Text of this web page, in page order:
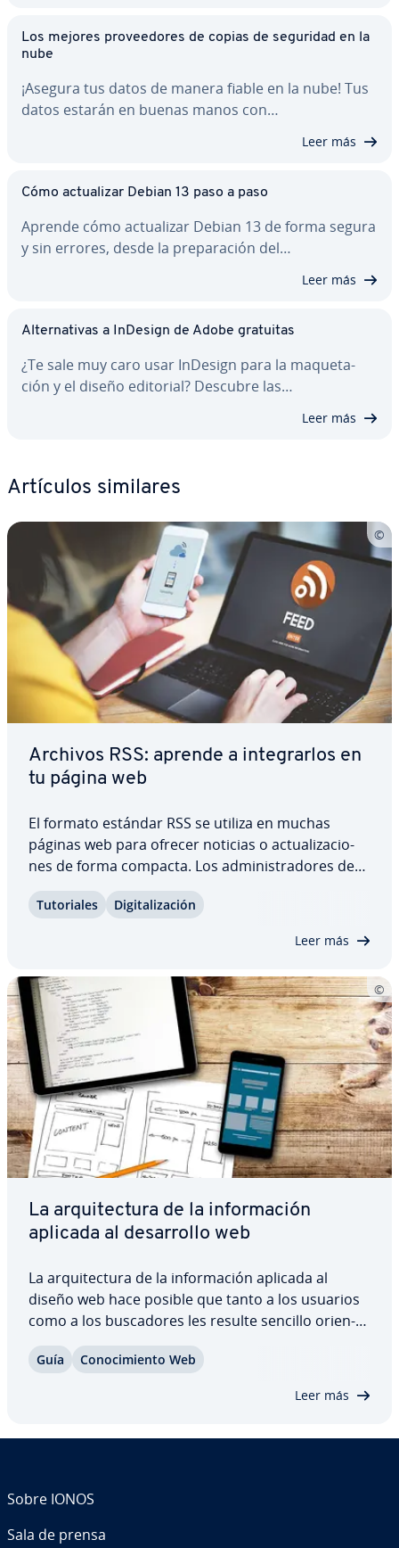
Los mejores pro­vee­do­res de copias de seguridad en la
nube
¡Asegura tus datos de manera fiable en la nube! Tus
datos estarán en buenas manos con…
Leer más
Cómo ac­tua­li­zar Debian 13 paso a paso
Aprende cómo ac­tua­li­zar Debian 13 de forma segura
y sin errores, desde la pre­pa­ra­ción del…
Leer más
Al­te­r­na­ti­vas a InDesign de Adobe gratuitas
¿Te sale muy caro usar InDesign para la ma­que­ta­
ción y el diseño editorial? Descubre las…
Leer más
Artículos similares
Archivos RSS: aprende a in­te­grar­los en
tu página web
El formato estándar RSS se utiliza en muchas
páginas web para ofrecer noticias o ac­tua­li­za­cio­
nes de forma compacta. Los ad­mi­ni­s­tra­do­res de
los RSS feeds para obtener co­n­te­ni­dos nuevos sin
Tu­to­ria­les Di­gi­ta­li­za­ción
Leer más
La ar­qui­te­c­tu­ra de la in­fo­r­ma­ción
aplicada al de­sa­rro­llo web
La ar­qui­te­c­tu­ra de la in­fo­r­ma­ción aplicada al
diseño web hace posible que tanto a los usuarios
como a los bu­s­ca­do­res les resulte sencillo orie­n­
contenido se ca­te­go­ri­za de forma coherente y se
Guía Co­no­ci­mie­n­to Web
Leer más
Sobre IONOS
Sala de prensa